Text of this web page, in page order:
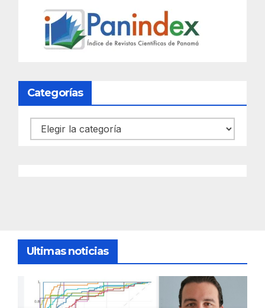
Categorías
Categorías
Ultimas noticias